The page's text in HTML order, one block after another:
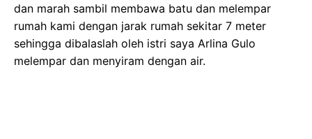
dan marah sambil membawa batu dan melempar
rumah kami dengan jarak rumah sekitar 7 meter
sehingga dibalaslah oleh istri saya Arlina Gulo
melempar dan menyiram dengan air.